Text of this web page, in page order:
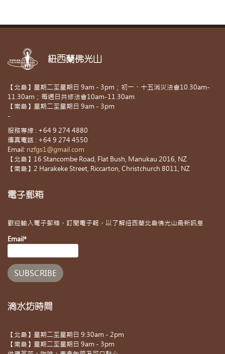
紐西蘭佛光山
【北島】星期二至星期日 9am - 3pm；初一、十五消災法會10.30am-
11.30am；每週日共修法會10am-11.30am
【南島】星期二至星期日 9am - 3pm
-
服務專線 : +64 9 274 4880
傳真電話 : +64 9 274 4550
Email: nzfgs1@gmail.com
【北島】16 Stancombe Road, Flat Bush, Manukau 2016, NZ
【南島】2 Harakeke Street, Riccarton, Christchurch 8011, NZ
電子郵箱
歡迎輸入電子郵箱，訂閱電子報，以了解紐西蘭北島佛光山最新訊息
Email*
滴水坊時間
【北島】星期二至星期日 9:30am - 2pm
【南島】星期二至星期日 9am - 3pm